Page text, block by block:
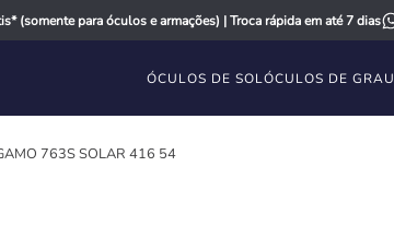
(somente para óculos e armações) | Troca rápida em até 7 dias
ÓCULOS DE SOLÓCULOS DE GRAU
763S SOLAR 416 54